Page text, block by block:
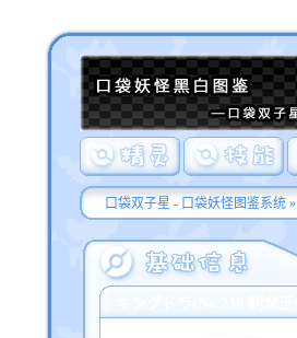
口袋双子星 - 口袋妖怪图鉴系统»